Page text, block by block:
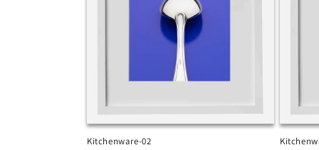
Kitchenware-02